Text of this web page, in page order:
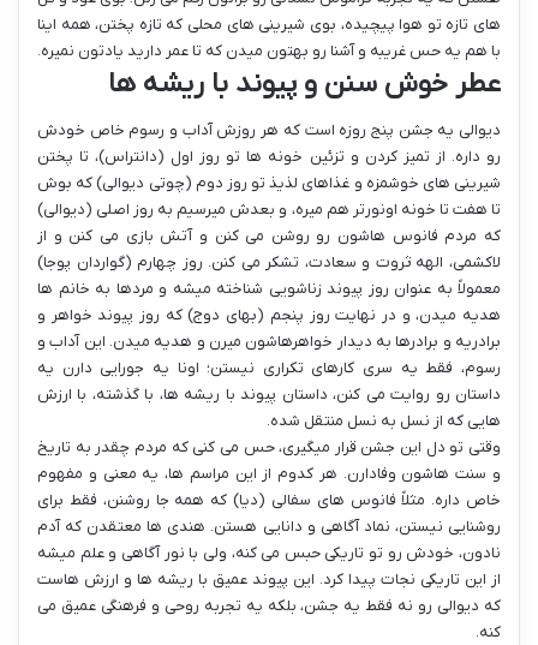
های تازه تو هوا پیچیده، بوی شیرینی های محلی که تازه پختن، همه اینا
با هم یه حس غریبه و آشنا رو بهتون میدن که تا عمر دارید یادتون نمیره.
عطر خوش سنن و پیوند با ریشه ها
دیوالی یه جشن پنج روزه است که هر روزش آداب و رسوم خاص خودش
رو داره. از تمیز کردن و تزئین خونه ها تو روز اول (دانتراس)، تا پختن
شیرینی های خوشمزه و غذاهای لذیذ تو روز دوم (چوتی دیوالی) که بوش
تا هفت تا خونه اونورتر هم میره، و بعدش میرسیم به روز اصلی (دیوالی)
که مردم فانوس هاشون رو روشن می کنن و آتش بازی می کنن و از
لاکشمی، الهه ثروت و سعادت، تشکر می کنن. روز چهارم (گواردان پوجا)
معمولاً به عنوان روز پیوند زناشویی شناخته میشه و مردها به خانم ها
هدیه میدن، و در نهایت روز پنجم (بهای دوج) که روز پیوند خواهر و
برادریه و برادرها به دیدار خواهرهاشون میرن و هدیه میدن. این آداب و
رسوم، فقط یه سری کارهای تکراری نیستن؛ اونا یه جورایی دارن یه
داستان رو روایت می کنن، داستان پیوند با ریشه ها، با گذشته، با ارزش
هایی که از نسل به نسل منتقل شده.
وقتی تو دل این جشن قرار میگیری، حس می کنی که مردم چقدر به تاریخ
و سنت هاشون وفادارن. هر کدوم از این مراسم ها، یه معنی و مفهوم
خاص داره. مثلاً فانوس های سفالی (دیا) که همه جا روشنن، فقط برای
روشنایی نیستن، نماد آگاهی و دانایی هستن. هندی ها معتقدن که آدم
نادون، خودش رو تو تاریکی حبس می کنه، ولی با نور آگاهی و علم میشه
از این تاریکی نجات پیدا کرد. این پیوند عمیق با ریشه ها و ارزش هاست
که دیوالی رو نه فقط یه جشن، بلکه یه تجربه روحی و فرهنگی عمیق می
کنه.